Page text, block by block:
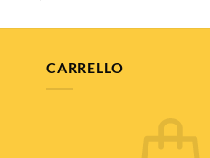
CARRELLO